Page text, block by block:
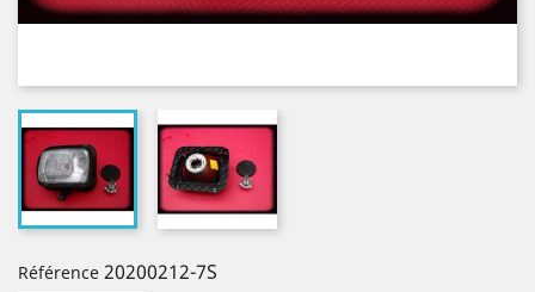
Référence 20200212-7S